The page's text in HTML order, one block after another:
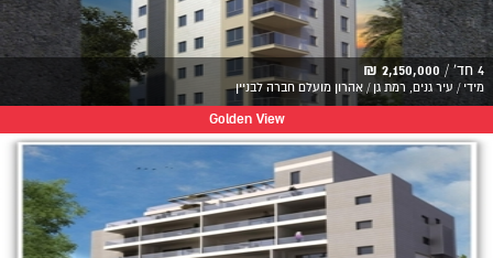
4 חד' / 2,150,000 ₪
מידי / עיר גנים, רמת גן / אהרון מועלם חברה לבניין
Golden View